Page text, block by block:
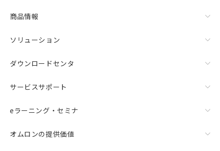
商品情報
ソリューション
ダウンロードセンタ
サービスサポート
eラーニング・セミナ
オムロンの提供価値